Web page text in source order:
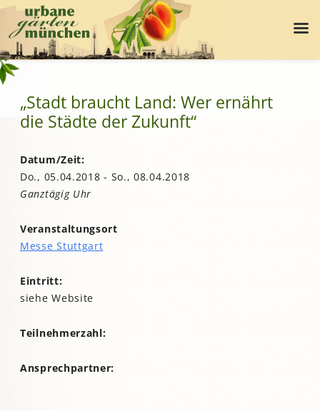
„Stadt braucht Land: Wer ernährt
die Städte der Zukunft“
Datum/Zeit:
Do., 05.04.2018 - So., 08.04.2018
Ganztägig Uhr
Veranstaltungsort
Messe Stuttgart
Eintritt:
siehe Website
Teilnehmerzahl:
Ansprechpartner: